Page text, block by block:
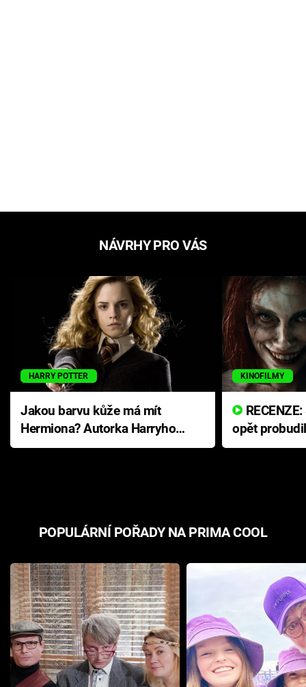
NÁVRHY PRO VÁS
HARRY POTTER
Jakou barvu kůže má mít
Hermiona? Autorka Harryho
Pottera přišla s ráznou
KINOFILMY
opět
přichází s
POPULÁRNÍ POŘADY NA PRIMA COOL